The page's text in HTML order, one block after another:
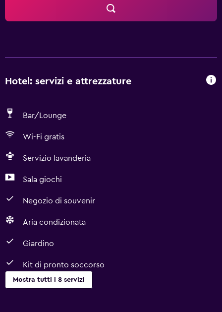
Hotel: servizi e attrezzature
Bar/Lounge
Wi-Fi gratis
Servizio lavanderia
Sala giochi
Negozio di souvenir
Aria condizionata
Giardino
Kit di pronto soccorso
Mostra tutti i 8 servizi